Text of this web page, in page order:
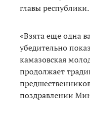
главы республики.
«Взята еще одна
убедительно
камазовская
продолжает
поздравлении